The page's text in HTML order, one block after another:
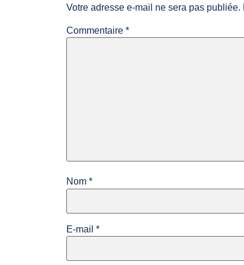
Votre adresse e-mail ne sera pas publiée.
Commentaire *
Nom *
E-mail *